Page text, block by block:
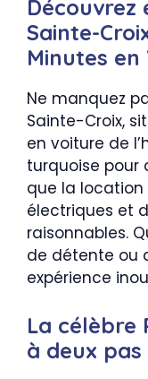
Découvrez
Sainte-
Minutes en
Ne manquez
Sainte-Croix,
en voiture de
turquoise pour
que la
électriques et
raisonnables.
de détente ou
expérience
La célèbre
à deux pas